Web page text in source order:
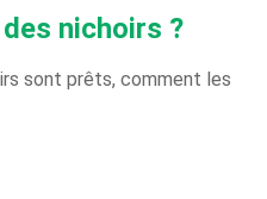
nichoirs ?
sont prêts, comment les